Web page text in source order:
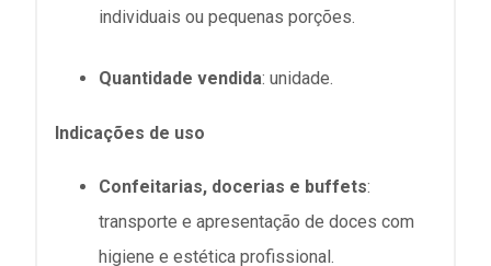
individuais ou pequenas porções.
Quantidade vendida: unidade.
Indicações de uso
Confeitarias, docerias e buffets:
transporte e apresentação de doces com
higiene e estética profissional.